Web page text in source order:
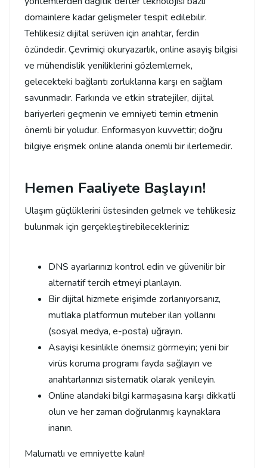
domainlere kadar gelişmeler tespit edilebilir.
Tehlikesiz dijital serüven için anahtar, ferdin
özündedir. Çevrimiçi okuryazarlık, online asayiş bilgisi
ve mühendislik yeniliklerini gözlemlemek,
gelecekteki bağlantı zorluklarına karşı en sağlam
savunmadır. Farkında ve etkin stratejiler, dijital
bariyerleri geçmenin ve emniyeti temin etmenin
önemli bir yoludur. Enformasyon kuvvettir; doğru
bilgiye erişmek online alanda önemli bir ilerlemedir.
Hemen Faaliyete Başlayın!
Ulaşım güçlüklerini üstesinden gelmek ve tehlikesiz
bulunmak için gerçekleştirebilecekleriniz:
DNS ayarlarınızı kontrol edin ve güvenilir bir
alternatif tercih etmeyi planlayın.
Bir dijital hizmete erişimde zorlanıyorsanız,
mutlaka platformun muteber ilan yollarını
(sosyal medya, e-posta) uğrayın.
Asayişi kesinlikle önemsiz görmeyin; yeni bir
virüs koruma programı fayda sağlayın ve
anahtarlarınızı sistematik olarak yenileyin.
Online alandaki bilgi karmaşasına karşı dikkatli
olun ve her zaman doğrulanmış kaynaklara
inanın.
Malumatlı ve emniyette kalın!